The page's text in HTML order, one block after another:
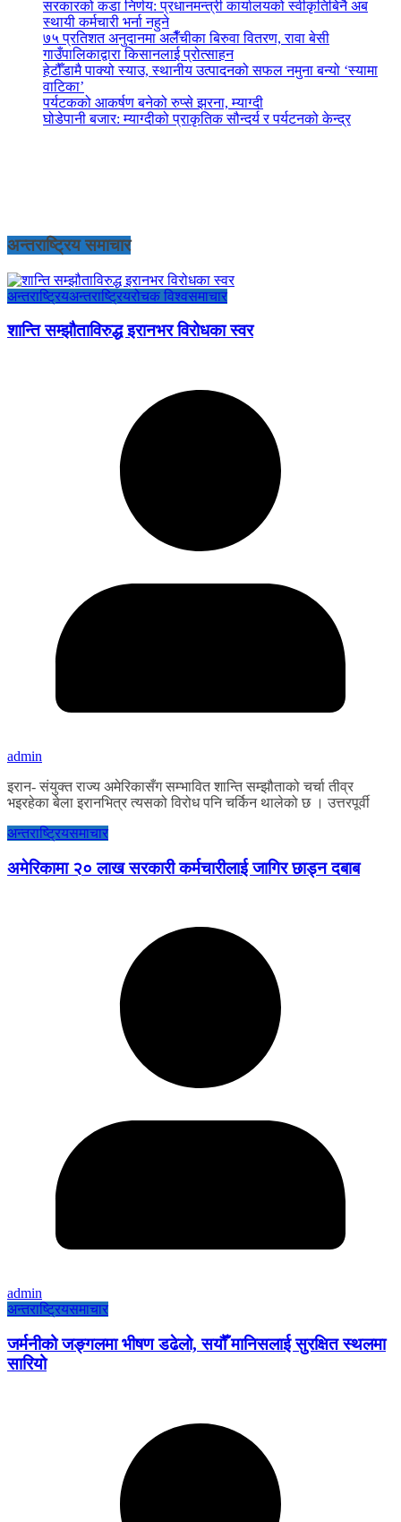
सरकारको कडा निर्णय: प्रधानमन्त्री कार्यालयको स्वीकृतिबिनै अब
स्थायी कर्मचारी भर्ना नहुने
७५ प्रतिशत अनुदानमा अलैँचीका बिरुवा वितरण, रावा बेसी
गाउँपालिकाद्वारा किसानलाई प्रोत्साहन
हेटौँडामै पाक्यो स्याउ, स्थानीय उत्पादनको सफल नमुना बन्यो ‘स्यामा
वाटिका’
पर्यटकको आकर्षण बनेको रुप्से झरना, म्याग्दी
घोडेपानी बजार: म्याग्दीको प्राकृतिक सौन्दर्य र पर्यटनको केन्द्र
अन्तराष्ट्रिय समाचार
अन्तराष्ट्रियअन्तराष्ट्रियरोचक विश्वसमाचार
शान्ति सम्झौताविरुद्ध इरानभर विरोधका स्वर
admin
इरान- संयुक्त राज्य अमेरिकासँग सम्भावित शान्ति सम्झौताको चर्चा तीव्र
भइरहेका बेला इरानभित्र त्यसको विरोध पनि चर्किन थालेको छ । उत्तरपूर्वी
अन्तराष्ट्रियसमाचार
अमेरिकामा २० लाख सरकारी कर्मचारीलाई जागिर छाड्न दबाब
admin
अन्तराष्ट्रियसमाचार
जर्मनीको जङ्गलमा भीषण डढेलो, सयौँ मानिसलाई सुरक्षित स्थलमा
सारियो